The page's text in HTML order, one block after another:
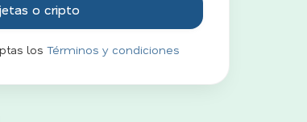
o cripto
los Términos y condiciones